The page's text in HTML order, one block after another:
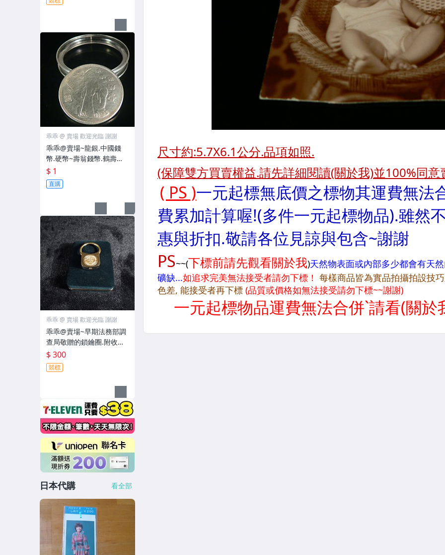
乖乖 @ 賣場 歡迎光臨 謝謝
乖乖@賣場~龍銀.中國錢
幣.硬幣~壽翁錢幣.鶴壽硬
幣.福壽雙全.福祿壽仙翁龍
銀~壹圓~( K5Q)
$ 1
直購
乖乖 @ 賣場 歡迎光臨 謝謝
乖乖@賣場~早期法務部調
查局敬贈的鎖鑰圈.附收藏
盒(金屬徽章.獎章.紀念章.
胸針.勳章.勛章.墬子.紀念
牌)GHI40
$ 300
競標
日本代購 看全部